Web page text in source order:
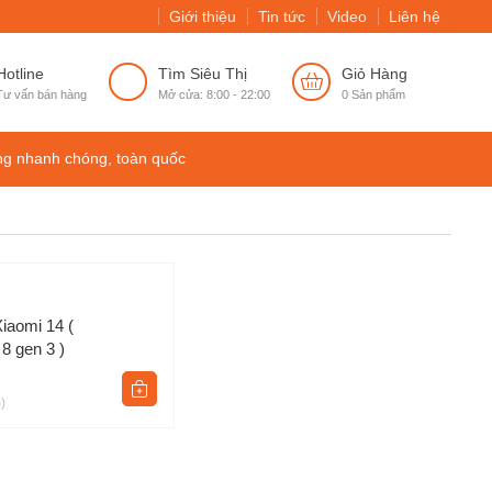
Giới thiệu Tin tức Video Liên hệ
vấn bán hàng
Tìm Siêu Thị
Mở cửa: 8:00 - 22:00
Giỏ Hàng
0 Sản phẩm
nhanh chóng, toàn quốc
14 (
gen 3 )